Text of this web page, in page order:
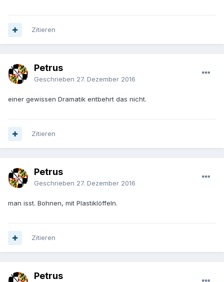
Zitieren
Petrus
Geschrieben 27. Dezember 2016
einer gewissen Dramatik entbehrt das nicht.
Zitieren
Petrus
Geschrieben 27. Dezember 2016
man isst. Bohnen, mit Plastiklöffeln.
Zitieren
Petrus